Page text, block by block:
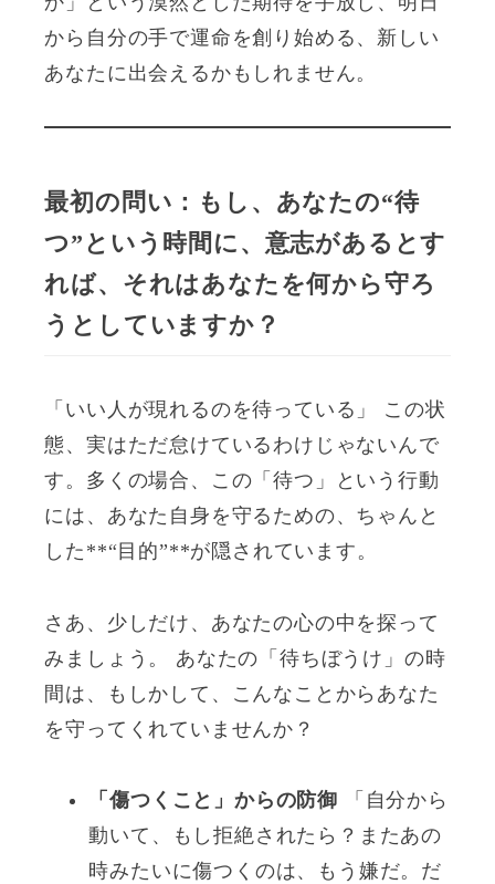
から自分の手で運命を創り始める、新しい
あなたに出会えるかもしれません。
最初の問い：もし、あなたの“待
つ”という時間に、意志があるとす
れば、それはあなたを何から守ろ
うとしていますか？
「いい人が現れるのを待っている」 この状
態、実はただ怠けているわけじゃないんで
す。多くの場合、この「待つ」という行動
には、あなた自身を守るための、ちゃんと
した**“目的”**が隠されています。
さあ、少しだけ、あなたの心の中を探って
みましょう。 あなたの「待ちぼうけ」の時
間は、もしかして、こんなことからあなた
を守ってくれていませんか？
「傷つくこと」からの防御 「自分から
動いて、もし拒絶されたら？またあの
時みたいに傷つくのは、もう嫌だ。だ